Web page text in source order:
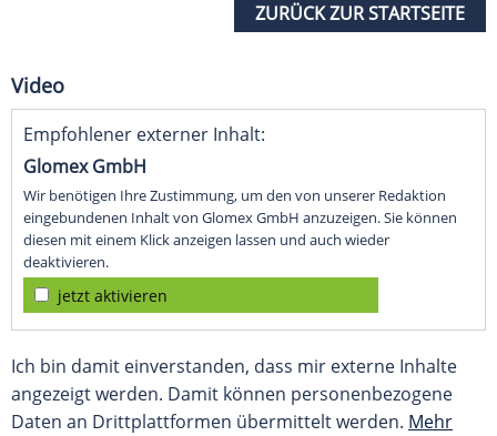
ZURÜCK ZUR STARTSEITE
Video
Empfohlener externer Inhalt:
Glomex GmbH
Wir benötigen Ihre Zustimmung, um den von unserer Redaktion
eingebundenen Inhalt von Glomex GmbH anzuzeigen. Sie können
diesen mit einem Klick anzeigen lassen und auch wieder
deaktivieren.
jetzt aktivieren
Ich bin damit einverstanden, dass mir externe Inhalte
angezeigt werden. Damit können personenbezogene
Daten an Drittplattformen übermittelt werden. Mehr